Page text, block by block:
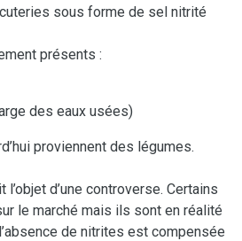
sous forme de sel nitrité
présents :
des eaux usées)
proviennent des légumes.
d’une controverse. Certains
le marché mais ils sont en réalité
de nitrites est compensée